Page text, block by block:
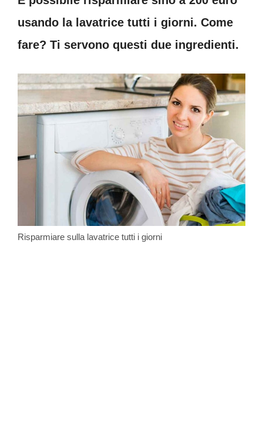
usando la lavatrice tutti i giorni. Come
fare? Ti servono questi due ingredienti.
Risparmiare sulla lavatrice tutti i giorni